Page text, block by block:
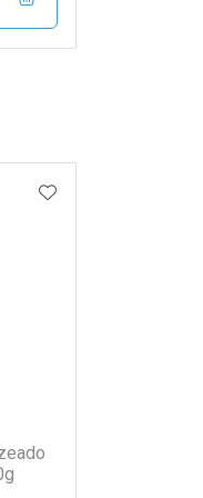
ADICIONAR AOS